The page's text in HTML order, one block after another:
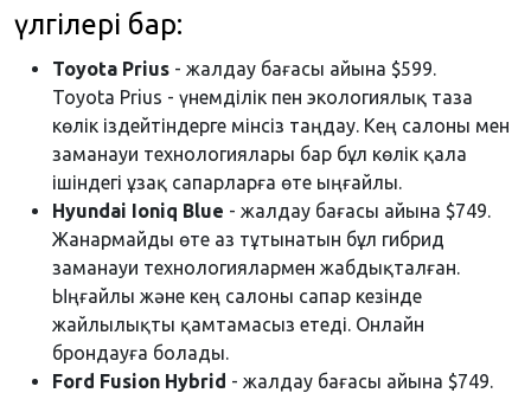
үлгілері бар:
Toyota Prius - жалдау бағасы айына $599.
Toyota Prius - үнемділік пен экологиялық таза
көлік іздейтіндерге мінсіз таңдау. Кең салоны мен
заманауи технологиялары бар бұл көлік қала
ішіндегі ұзақ сапарларға өте ыңғайлы.
Hyundai Ioniq Blue - жалдау бағасы айына $749.
Жанармайды өте аз тұтынатын бұл гибрид
заманауи технологиялармен жабдықталған.
Ыңғайлы және кең салоны сапар кезінде
жайлылықты қамтамасыз етеді. Онлайн
брондауға болады.
Ford Fusion Hybrid - жалдау бағасы айына $749.